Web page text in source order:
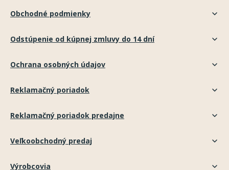
Obchodné podmienky
Odstúpenie od kúpnej zmluvy do 14 dní
Ochrana osobných údajov
Reklamačný poriadok
Reklamačný poriadok predajne
Veľkoobchodný predaj
Výrobcovia